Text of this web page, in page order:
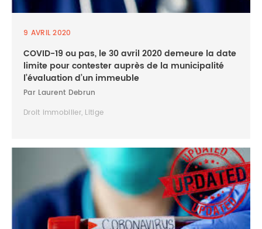
9 AVRIL 2020
COVID-19 ou pas, le 30 avril 2020 demeure la date
limite pour contester auprès de la municipalité
l’évaluation d’un immeuble
Par Laurent Debrun
Droit immobilier, Litige